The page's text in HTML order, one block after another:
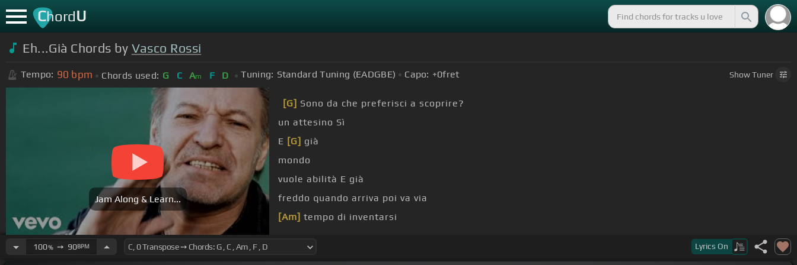
ChordU
Eh...Già Chords by Vasco Rossi
Tempo: 90 bpm Chords used: G C Am F D Tuning: Standard Tuning (EADGBE) Capo: +0fret ShowTuner
Jam Along & Learn...
[G] Sono da che preferisci a scoprire?
un attesino Sì
E [G] già
mondo
vuole abilità E già
freddo quando arriva poi va via
[Am] tempo di inventarsi
100%➙ 90BPM Lyrics On